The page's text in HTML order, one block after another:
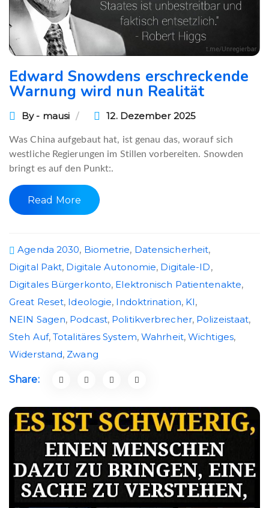
Edward Snowdens erschreckende
Warnung wird nun Realität
By - mausi 12. Dezember 2025
Was China aufgebaut hat, ist genau das, worauf sich
westliche Regierungen im Stillen vorbereiten. Snowden
bringt es auf den Punkt:.
Read More
Agenda 2030, Biometrie, Datensicherheit,
Digital Pakt, Digitale Autonomie, Digitale-ID,
Digitales Bürgerkonto, Elektronisch Patientenakte,
Great Reset, Ideologie, Indoktrination, KI,
NEIN Sagen, Podcast, Politikverbrecher, Polizeistaat,
Steh Auf,Totalitäres System,Wahrheit,Wichtiges,
Widerstand, Zwang
Share: